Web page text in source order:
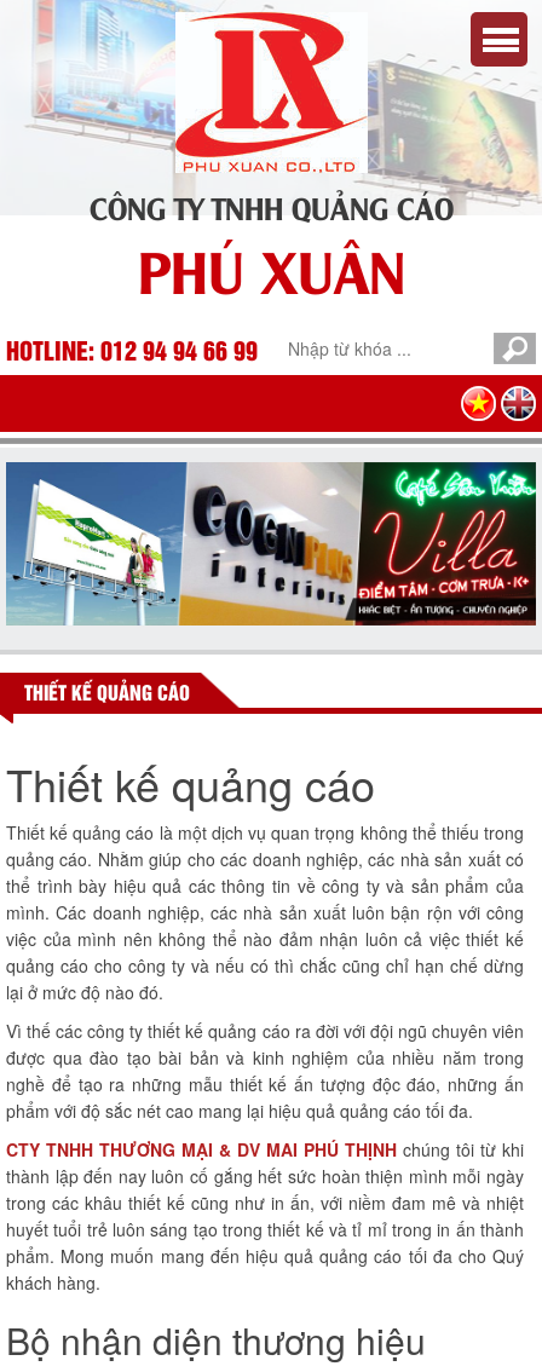
CÔNG TY TNHH QUẢNG CÁO
PHÚ XUÂN
HOTLINE: 012 94 94 66 99
THIẾT KẾ QUẢNG CÁO
Thiết kế quảng cáo
Thiết kế quảng cáo là một dịch vụ quan trọng không thể thiếu trong
quảng cáo. Nhằm giúp cho các doanh nghiệp, các nhà sản xuất có
thể trình bày hiệu quả các thông tin về công ty và sản phẩm của
mình. Các doanh nghiệp, các nhà sản xuất luôn bận rộn với công
việc của mình nên không thể nào đảm nhận luôn cả việc thiết kế
quảng cáo cho công ty và nếu có thì chắc cũng chỉ hạn chế dừng
lại ở mức độ nào đó.
Vì thế các công ty thiết kế quảng cáo ra đời với đội ngũ chuyên viên
được qua đào tạo bài bản và kinh nghiệm của nhiều năm trong
nghề để tạo ra những mẫu thiết kế ấn tượng độc đáo, những ấn
phẩm với độ sắc nét cao mang lại hiệu quả quảng cáo tối đa.
CTY TNHH THƯƠNG MẠI & DV MAI PHÚ THỊNH chúng tôi từ khi
thành lập đến nay luôn cố gắng hết sức hoàn thiện mình mỗi ngày
trong các khâu thiết kế cũng như in ấn, với niềm đam mê và nhiệt
huyết tuổi trẻ luôn sáng tạo trong thiết kế và tỉ mỉ trong in ấn thành
phẩm. Mong muốn mang đến hiệu quả quảng cáo tối đa cho Quý
khách hàng.
Bộ nhận diện thương hiệu